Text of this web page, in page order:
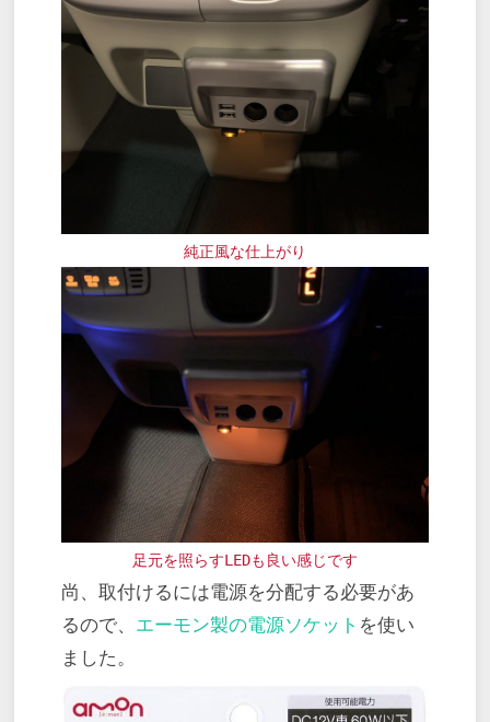
純正風な仕上がり
足元を照らすLEDも良い感じです
尚、取付けるには電源を分配する必要があ
るので、 エーモン製の電源ソケット を使い
ました。